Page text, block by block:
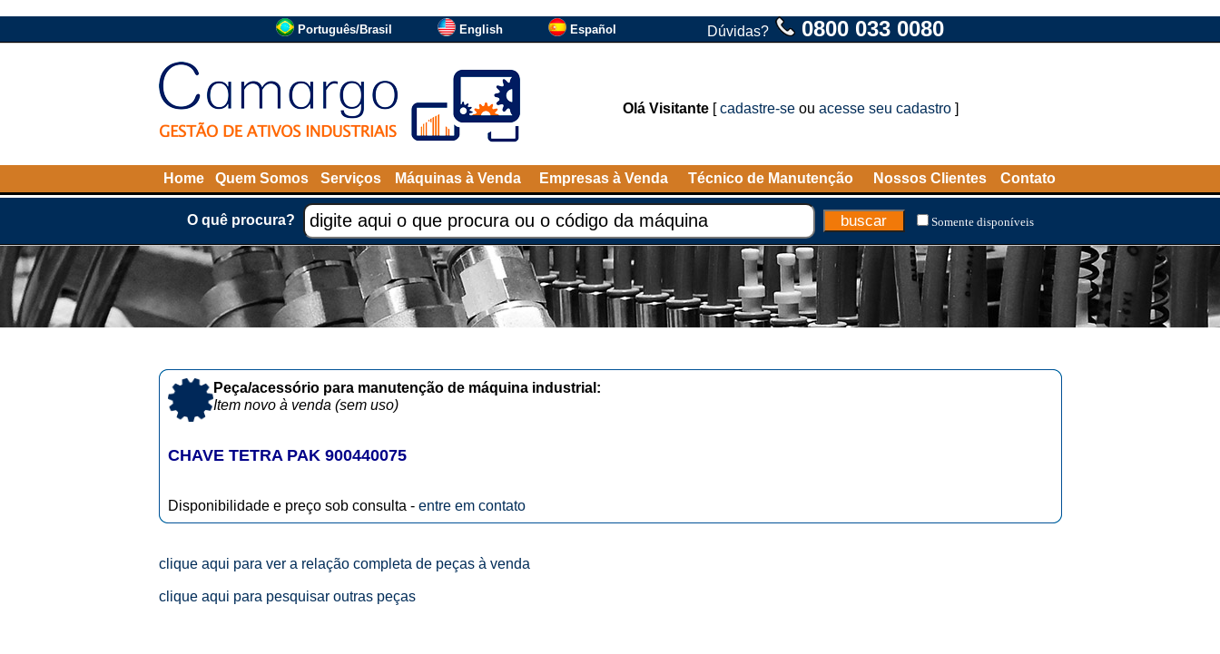
Português/Brasil English Español Dúvidas? 0800 033 0080
Olá Visitante [cadastre-se ou acesse seu cadastro ]
Home Quem Somos Serviços Máquinas à Venda Empresas à Venda Técnico de Manutenção Nossos Clientes Contato
O quê procura? Somente disponíveis
Peça/acessório para manutenção de máquina industrial:
Item novo à venda (sem uso)
CHAVE TETRA PAK 900440075
Disponibilidade e preço sob consulta - entre em contato
clique aqui para ver a relação completa de peças à venda
clique aqui para pesquisar outras peças